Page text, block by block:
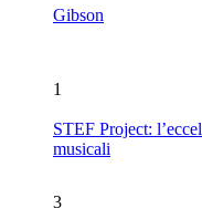
Gibson
1
STEF Project:
musicali
3